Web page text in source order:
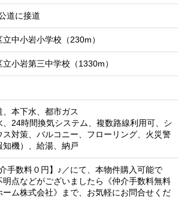
道に接道
中小岩小学校（230m）
小岩第三中学校（1330m）
、本下水、都市ガス
、24時間換気システム、複数路線利用可、シ
ス対策、バルコニー、フローリング、火災警
知機）、給湯、納戸
手数料０円】♪／にて、本物件購入可能で
明点などがございましたら《仲介手数料無料
ーム株式会社》まで、お気軽にお問合せくだ